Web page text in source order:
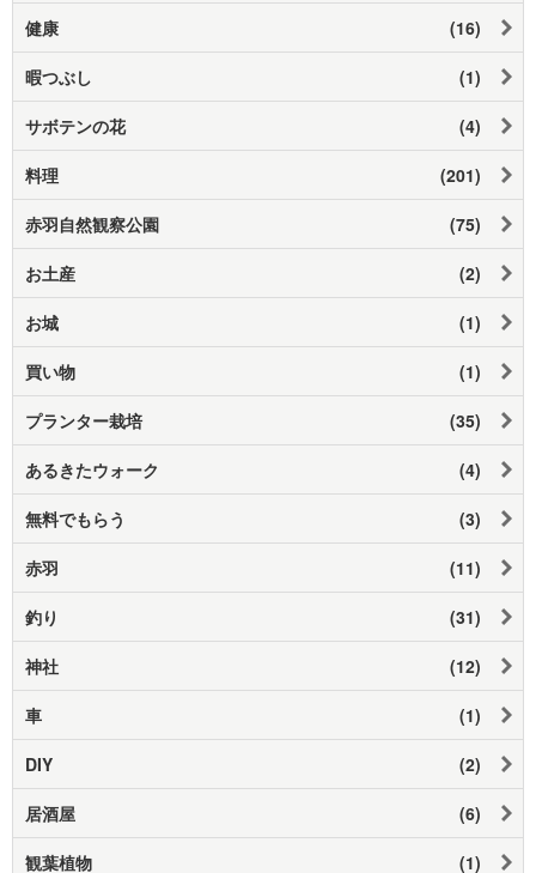
健康 (16)
暇つぶし (1)
サボテンの花 (4)
料理 (201)
赤羽自然観察公園 (75)
お土産 (2)
お城 (1)
買い物 (1)
プランター栽培 (35)
あるきたウォーク (4)
無料でもらう (3)
赤羽 (11)
釣り (31)
神社 (12)
車 (1)
DIY (2)
居酒屋 (6)
観葉植物 (1)